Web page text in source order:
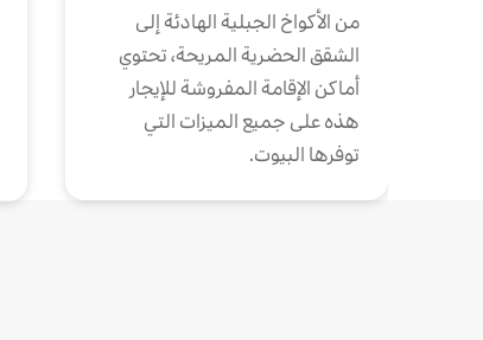
من الأكواخ الجبلية الهادئة إلى
الشقق الحضرية المريحة، تحتوي
أماكن الإقامة المفروشة للإيجار
هذه على جميع الميزات التي
توفرها البيوت.